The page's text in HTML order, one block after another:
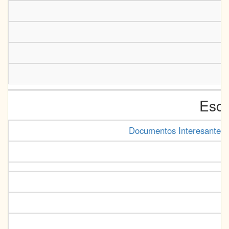
Documentos